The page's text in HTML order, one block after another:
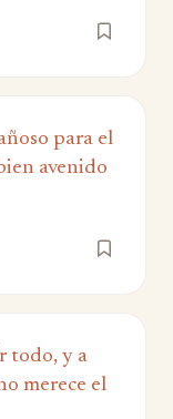
para el
avenido
todo, y a
merece el